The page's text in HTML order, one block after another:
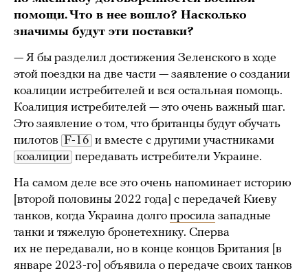
помощи. Что в нее вошло? Насколько
значимы будут эти поставки?
— Я бы разделил достижения Зеленского в ходе
этой поездки на две части — заявление о создании
коалиции истребителей и вся остальная помощь.
Коалиция истребителей — это очень важный шаг.
Это заявление о том, что британцы будут обучать
пилотов F-16 и вместе с другими участниками
коалиции передавать истребители Украине.
На самом деле все это очень напоминает историю
[второй половины 2022 года] с передачей Киеву
танков, когда Украина долго просила западные
танки и тяжелую бронетехнику. Сперва
их не передавали, но в конце концов Британия [в
январе 2023-го] объявила о передаче своих танков